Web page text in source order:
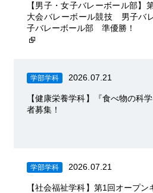
【男子・女子バレーボール部】
大会バレーボール競技 男子バ
子バレーボール部 準優勝！
学部学科 2026.07.21
【健康栄養学科】『食べ物の科
者募集！
学部学科 2026.07.21
【社会福祉学科】第1回オープ